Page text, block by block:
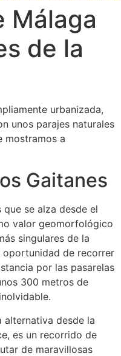
Málaga
de la
urbanizada,
unos parajes naturales
mostramos a
Gaitanes
se alza desde el
valor geomorfológico
singulares de la
oportunidad de recorrer
por las pasarelas
300 metros de
alternativa desde la
es un recorrido de
de maravillosas